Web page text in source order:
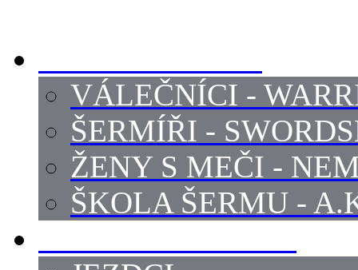
VÁLEČNÍCI -
ŠERMÍŘI -
ŽENY S MEČI -
ŠKOLA ŠERMU -